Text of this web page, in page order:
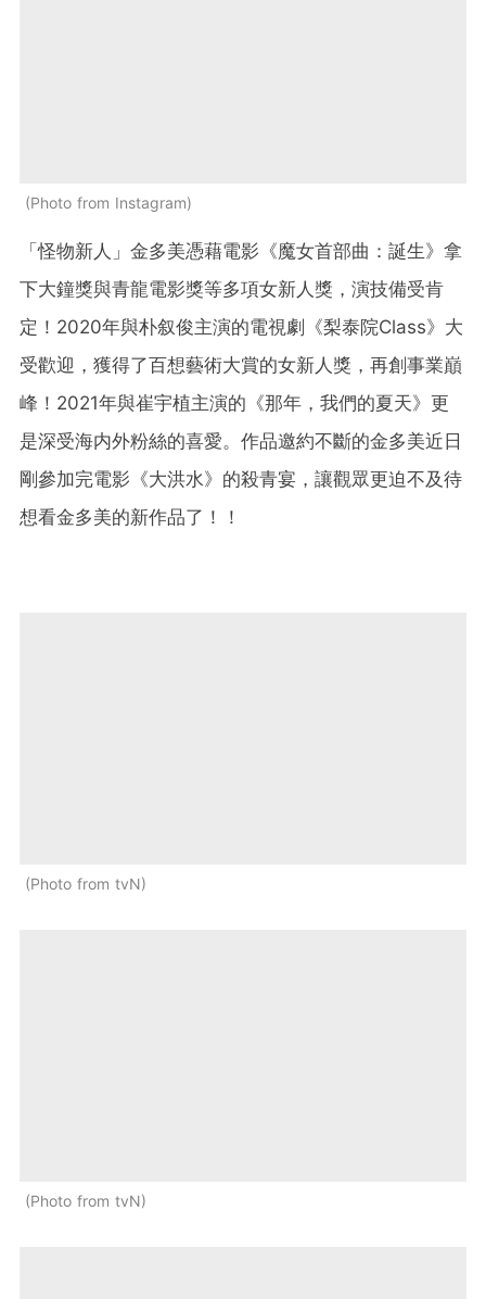
Photo from Instagram
「怪物新人」金多美憑藉電影《魔女首部曲：誕生》拿
下大鐘獎與青龍電影獎等多項女新人獎，演技備受肯
定！2020年與朴叙俊主演的電視劇《梨泰院Class》大
受歡迎，獲得了百想藝術大賞的女新人獎，再創事業巔
峰！2021年與崔宇植主演的《那年，我們的夏天》更
是深受海内外粉絲的喜愛。作品邀約不斷的金多美近日
剛參加完電影《大洪水》的殺青宴，讓觀眾更迫不及待
想看金多美的新作品了！！
Photo from tvN
Photo from tvN